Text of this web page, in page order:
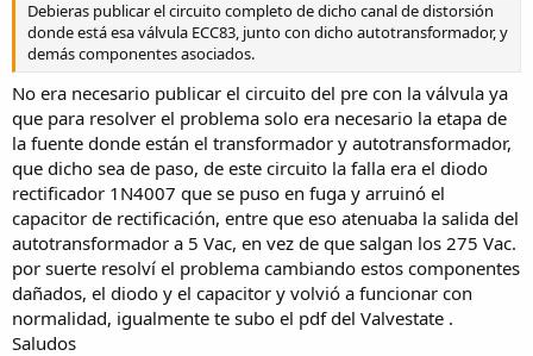
Debieras publicar el circuito completo de dicho canal de distorsión
donde está esa válvula ECC83, junto con dicho autotransformador, y
demás componentes asociados.
No era necesario publicar el circuito del pre con la válvula ya
que para resolver el problema solo era necesario la etapa de
la fuente donde están el transformador y autotransformador,
que dicho sea de paso, de este circuito la falla era el diodo
rectificador 1N4007 que se puso en fuga y arruinó el
capacitor de rectificación, entre que eso atenuaba la salida del
autotransformador a 5 Vac, en vez de que salgan los 275 Vac.
por suerte resolví el problema cambiando estos componentes
dañados, el diodo y el capacitor y volvió a funcionar con
normalidad, igualmente te subo el pdf del Valvestate .
Saludos